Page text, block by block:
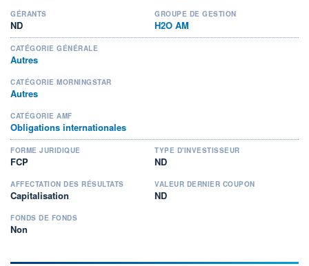
GÉRANTS
ND
GROUPE DE GESTION
H2O AM
CATÉGORIE GÉNÉRALE
Autres
CATÉGORIE MORNINGSTAR
Autres
CATÉGORIE AMF
Obligations internationales
FORME JURIDIQUE
FCP
TYPE D'INVESTISSEUR
ND
AFFECTATION DES RÉSULTATS
Capitalisation
VALEUR DERNIER COUPON
ND
FONDS DE FONDS
Non